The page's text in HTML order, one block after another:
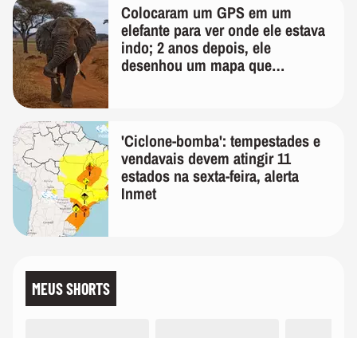
Colocaram um GPS em um
elefante para ver onde ele estava
indo; 2 anos depois, ele
desenhou um mapa que
'Ciclone-bomba': tempestades e
vendavais devem atingir 11
estados na sexta-feira, alerta
Inmet
MEUS SHORTS